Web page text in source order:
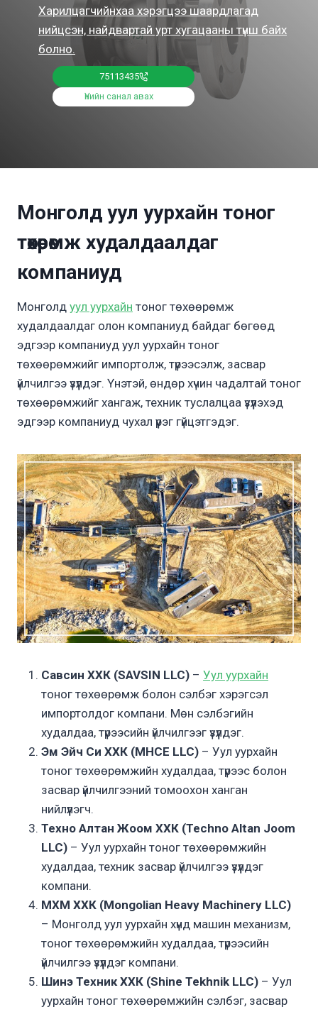
Харилцагчийнхаа хэрэгцээ шаардлагад
нийцсэн, найдвартай урт хугацааны түнш байх
болно.
75113435
Үнийн санал авах
Монголд уул уурхайн тоног
төхөөрөмж худалдаалдаг
компаниуд
Монголд уул уурхайн тоног төхөөрөмж
худалдаалдаг олон компаниуд байдаг бөгөөд
эдгээр компаниуд уул уурхайн тоног
төхөөрөмжийг импортолж, түрээсэлж, засвар
үйлчилгээ үзүүлдэг. Үнэтэй, өндөр хүчин чадалтай тоног
төхөөрөмжийг хангаж, техник туслалцаа үзүүлэхэд
эдгээр компаниуд чухал үүрэг гүйцэтгэдэг.
Савсин ХХК (SAVSIN LLC) – Уул уурхайн
тоног төхөөрөмж болон сэлбэг хэрэгсэл
импортолдог компани. Мөн сэлбэгийн
худалдаа, түрээсийн үйлчилгээг үзүүлдэг.
Эм Эйч Си ХХК (MHCE LLC) – Уул уурхайн
тоног төхөөрөмжийн худалдаа, түрээс болон
засвар үйлчилгээний томоохон ханган
нийлүүлэгч.
Техно Алтан Жоом ХХК (Techno Altan Joom
LLC) – Уул уурхайн тоног төхөөрөмжийн
худалдаа, техник засвар үйлчилгээ үзүүлдэг
компани.
МХМ ХХК (Mongolian Heavy Machinery LLC)
– Монголд уул уурхайн хүнд машин механизм,
тоног төхөөрөмжийн худалдаа, түрээсийн
үйлчилгээ үзүүлдэг компани.
Шинэ Техник ХХК (Shine Tekhnik LLC) – Уул
уурхайн тоног төхөөрөмжийн сэлбэг, засвар